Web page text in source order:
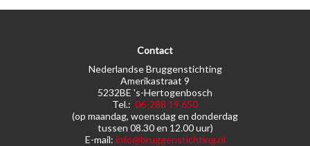
Contact
Nederlandse Bruggenstichting
Amerikastraat 9
5232BE 's-Hertogenbosch
Tel.: 06-288 19 650
(op maandag, woensdag en donderdag
tussen 08.30 en 12.00 uur)
E-mail: info@bruggenstichting.nl